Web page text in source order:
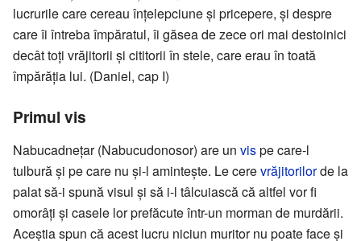
lucrurile care cereau înțelepciune și pricepere, și despre
care îi întreba împăratul, îi găsea de zece ori mai destoinici
decât toți vrăjitorii și cititorii în stele, care erau în toată
împărăția lui. (Daniel, cap I)
Primul vis
Nabucadnețar (Nabucudonosor) are un vispe care-l
tulbură și pe care nu și-l amintește. Le cerevrăjitorilorde la
palat să-i spună visul și să i-l tâlcuiască că altfel vor fi
omorâți și casele lor prefăcute într-un morman de murdării.
Aceștia spun că acest lucru niciun muritor nu poate face și